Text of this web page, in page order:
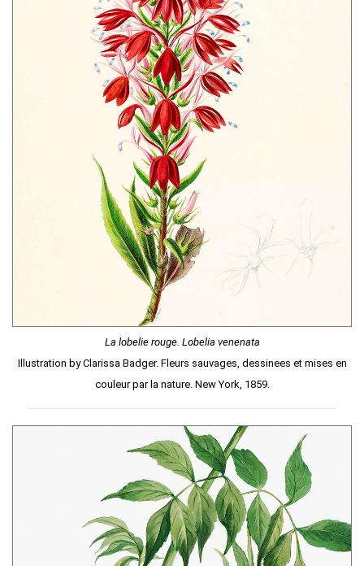
La lobelie rouge. Lobelia venenata
Illustration by Clarissa Badger. Fleurs sauvages, dessinees et mises en
couleur par la nature. New York, 1859.